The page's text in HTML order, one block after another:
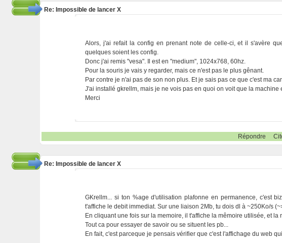
Re: Impossible de lancer X
Alors, j'ai refait la config en prenant note de celle-ci, et il s'avère
quelques soient les config.
Donc j'ai remis "vesa". Il est en "medium", 1024x768, 60hz.
Pour la souris je vais y regarder, mais ce n'est pas le plus gênant.
Par contre je n'ai pas de son non plus. Et je sais pas ce que c'est ma
J'ai installé gkrellm, mais je ne vois pas en quoi on voit que la machine
Merci
Répondre
Re: Impossible de lancer X
GKrellm... si ton %age d'utilisation plafonne en permanence, c'est
t'affiche le debit immediat. Sur une liaison 2Mb, tu dois dl à ~250Ko/s
En cliquant une fois sur la memoire, il t'affiche la mêmoire utilisée, et la
Tout ca pour essayer de savoir ou se situent les pb...
En fait, c'est parceque je pensais vérifier que c'est l'affichage du web